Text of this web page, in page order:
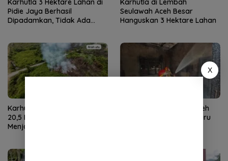
Pidie Jaya Berhasil
Dipadamkan, Tidak Ada
Seulawah Aceh Besar
Hanguskan 3 Hektare Lahan
Karhutla di Aceh Barat Capai
20,5 Hektare, Api Masih
Menjalar di Sejumlah Titik
Kebakaran Dayah di Aceh
Besar, Kantor Dewan Guru
X